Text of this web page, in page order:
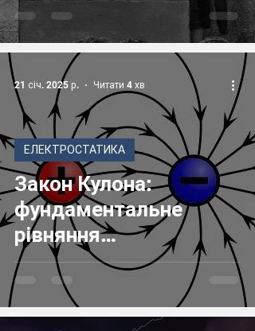
Закон Кулона:
фундаментальне
рівняння
електростатики
ЕЛЕКТРОСТАТИКА
21 січ. 2025 р. Читати 4 хв